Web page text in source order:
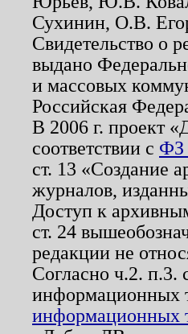
Сухинин, О.В.
Свидетельство о
выдано
и массовых
Российская
В 2006 г. проект
соответствии с ФЗ
ст. 13 «Создание
журналов,
Доступ к
ст. 24
редакции не
Согласно ч.2. п.3.
информационных
информационных